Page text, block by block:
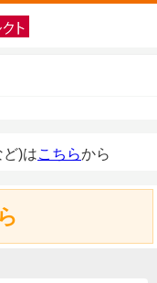
)はこちらから